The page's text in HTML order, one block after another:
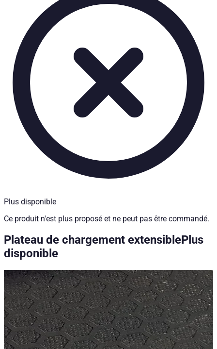
Caractéristiques techniques
Poids net
Poids brut
kg
Temps d'installation:90
Partenaire d'installation requis
Oui
Prix à partir de
746,00
Compatibilité véhicule
Compatible avec
Nissan Navara (NP300) Baujahr ab 2007 - 2009
Kategorien
Accessoires de Pick-up
Plus disponible
Ce produit n'est plus proposé et ne peut pas être commandé.
Plateau de chargement extensiblePlus
disponible